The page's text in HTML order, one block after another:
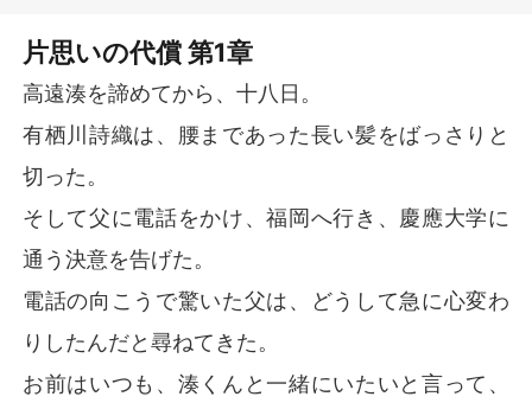
詩織は無理に笑ってみせた。
胸が張り裂けるような、残酷な真実を打ち明ける。
湊が、結婚するのだと。
わりついていてはいけないのだと。
けれど、彼の婚約者である白石英梨からの弾むような電
話がそれを遮った。
た。
かつて、その優しさは自分だけのものだったのに。
彼が自分を守ってくれたこと、日記やラブレターに想い
のすべてをぶつけたこと、そして、それを読んだ彼が激
片思いの代償 第1章
高遠湊を諦めてから、十八日。
有栖川詩織は、腰まであった長い髪をばっさりと
切った。
そして父に電話をかけ、福岡へ行き、慶應大学に
通う決意を告げた。
電話の向こうで驚いた父は、どうして急に心変わ
りしたんだと尋ねてきた。
お前はいつも、湊くんと一緒にいたいと言って、